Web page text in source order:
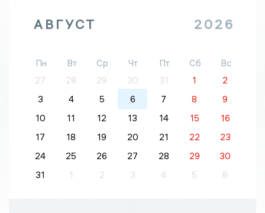
АВГУСТ 2026
Пн Вт Ср Чт Пт Сб
Вс
27
28 29 30 31 1
2
3
4 5 6 7 8
9
10
11 12 13 14 15
16
17
18 19 20 21 22
23
24
25 26 27 28 29
30
31
1 2 3 4 5 6